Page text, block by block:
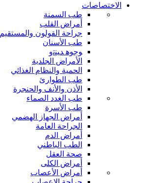
الاختصاصات
طب السمنة
أمراض القلب
جراحة القولون والمستقيم
طب الأسنان
ﻮﺟﻮﻫ ﺪﻴﻨﺗﻭ
الأمراض الجلدية
الحمية والنظام الغذائي
طب الطوارئ
الأذن والأنف والحنجرة
طب الغدد الصماء
طب الأسرة
أمراض الجهاز الهضمي
الجراحة العامة
أمراض الدم
الطب الباطني
صحة العقل
أمراض الكلى
أمراض الأعصاب